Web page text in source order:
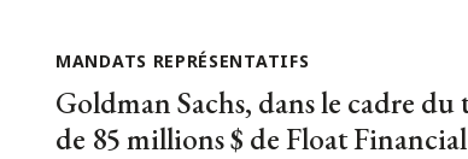
MANDATS REPRÉSENTATIFS
Goldman Sachs, dans le cadre
de 85 millions $ de Float Financial